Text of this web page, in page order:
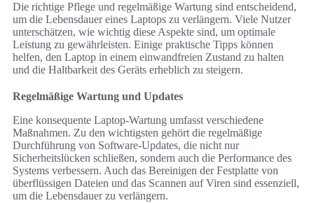
Die richtige Pflege und regelmäßige Wartung sind entscheidend,
um die Lebensdauer eines Laptops zu verlängern. Viele Nutzer
unterschätzen, wie wichtig diese Aspekte sind, um optimale
Leistung zu gewährleisten. Einige praktische Tipps können
helfen, den Laptop in einem einwandfreien Zustand zu halten
und die Haltbarkeit des Geräts erheblich zu steigern.
Regelmäßige Wartung und Updates
Eine konsequente Laptop-Wartung umfasst verschiedene
Maßnahmen. Zu den wichtigsten gehört die regelmäßige
Durchführung von Software-Updates, die nicht nur
Sicherheitslücken schließen, sondern auch die Performance des
Systems verbessern. Auch das Bereinigen der Festplatte von
überflüssigen Dateien und das Scannen auf Viren sind essenziell,
um die Lebensdauer zu verlängern.